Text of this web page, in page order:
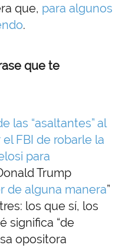
que, para algunos
.
que te
las “asaltantes” al
FBI de robarle la
para
Trump
de alguna manera”
los que sí, los
significa “de
opositora